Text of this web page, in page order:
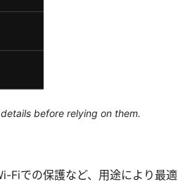
before relying on them.
Fiでの保護など、用途により最適